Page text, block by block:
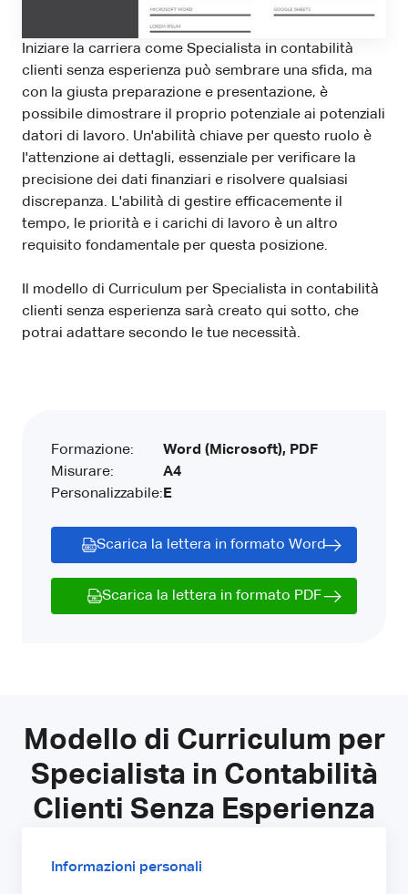
Iniziare la carriera come Specialista in contabilità
clienti senza esperienza può sembrare una sfida, ma
con la giusta preparazione e presentazione, è
possibile dimostrare il proprio potenziale ai potenziali
datori di lavoro. Un'abilità chiave per questo ruolo è
l'attenzione ai dettagli, essenziale per verificare la
precisione dei dati finanziari e risolvere qualsiasi
discrepanza. L'abilità di gestire efficacemente il
tempo, le priorità e i carichi di lavoro è un altro
requisito fondamentale per questa posizione.
Il modello di Curriculum per Specialista in contabilità
clienti senza esperienza sarà creato qui sotto, che
potrai adattare secondo le tue necessità.
Formazione:
Misurare:
Personalizzabile:
Word (Microsoft), PDF
A4
E
Scarica la lettera in formato Word
Scarica la lettera in formato PDF
Modello di Curriculum per
Specialista in Contabilità
Clienti Senza Esperienza
Informazioni personali